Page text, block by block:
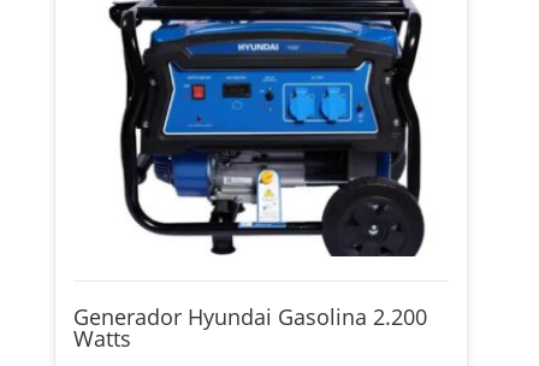
Generador Hyundai Gasolina 2.200
Watts